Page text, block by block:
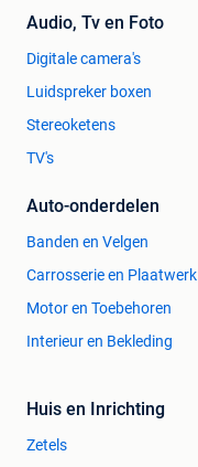
Audio, Tv en Foto
Digitale camera's
Luidspreker boxen
Stereoketens
TV's
Auto-onderdelen
Banden en Velgen
Carrosserie en Plaatwerk
Motor en Toebehoren
Interieur en Bekleding
Huis en Inrichting
Zetels